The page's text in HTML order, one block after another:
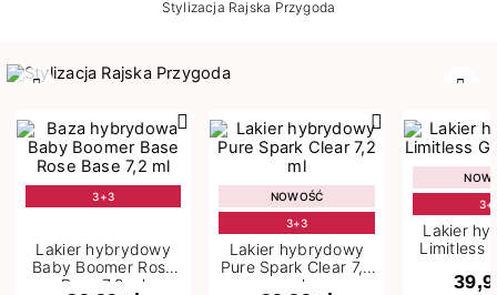
Stylizacja Rajska Przygoda
3+3
Lakier hybrydowy
Baby Boomer Rose
Base 7,2 ml
NOWOŚĆ
3+3
Lakier hybrydowy
Pure Spark Clear 7,2
ml
Lakier
Limitless